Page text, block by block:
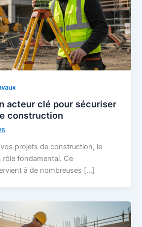
acteur clé pour sécuriser
construction
projets de construction, le
rôle fondamental. Ce
à de nombreuses […]